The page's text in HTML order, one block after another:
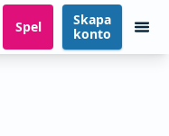
Spel
Skapa
konto